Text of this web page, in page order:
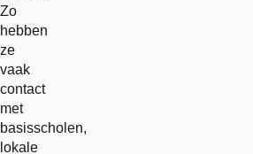
Zo
hebben
ze
vaak
contact
met
basisscholen,
lokale